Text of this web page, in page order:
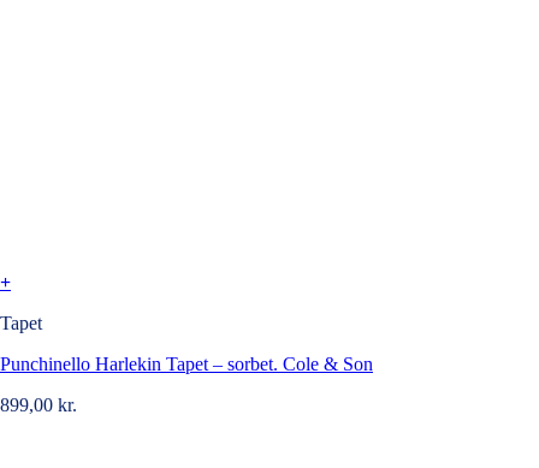
+
Tapet
Punchinello Harlekin Tapet – sorbet. Cole & Son
899,00 kr.